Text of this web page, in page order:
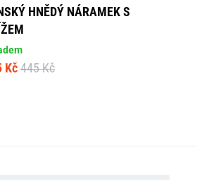
HNĚDÝ NÁRAMEK S
Kč 445 Kč